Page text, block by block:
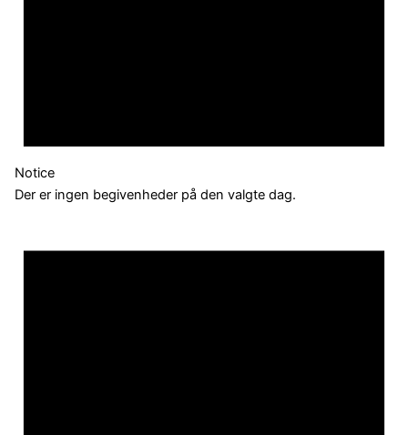
Notice
Der er ingen begivenheder på den valgte dag.